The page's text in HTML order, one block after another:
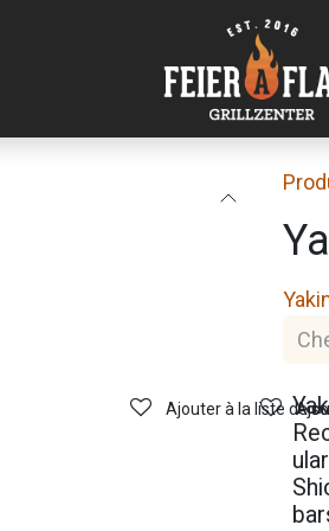
ular
Ajouter à la liste de